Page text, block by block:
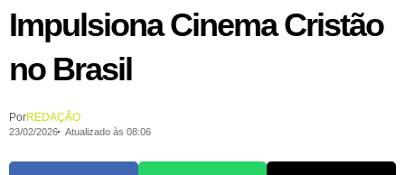
Impulsiona Cinema Cristão
no Brasil
PorREDAÇÃO
23/02/2026 Atualizado às 08:06